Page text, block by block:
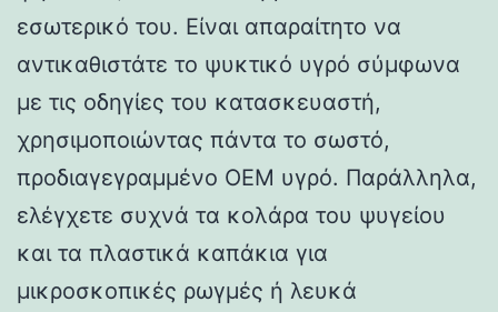
εσωτερικό του. Είναι απαραίτητο να
αντικαθιστάτε το ψυκτικό υγρό σύμφωνα
με τις οδηγίες του κατασκευαστή,
χρησιμοποιώντας πάντα το σωστό,
προδιαγεγραμμένο OEM υγρό. Παράλληλα,
ελέγχετε συχνά τα κολάρα του ψυγείου
και τα πλαστικά καπάκια για
μικροσκοπικές ρωγμές ή λευκά